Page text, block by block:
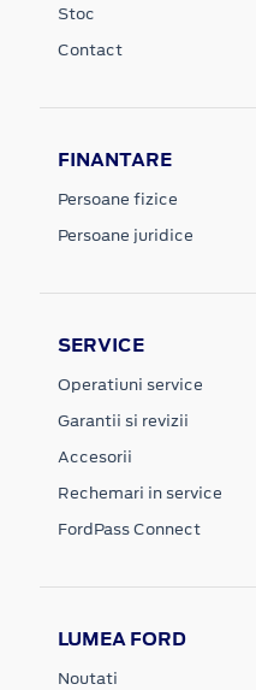
Stoc
Contact
FINANTARE
Persoane fizice
Persoane juridice
SERVICE
Operatiuni service
Garantii si revizii
Accesorii
Rechemari in service
FordPass Connect
LUMEA FORD
Noutati